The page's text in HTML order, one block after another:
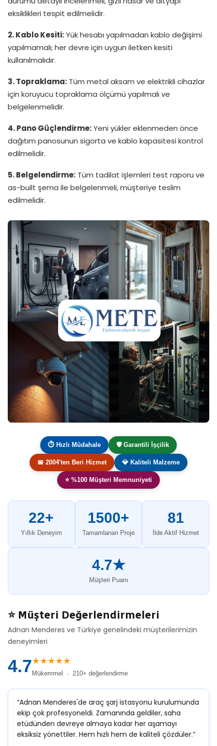
eksiklikleri tespit edilmelidir.
2. Kablo Kesiti:Yük hesabı yapılmadan kablo değişimi
yapılmamalı; her devre için uygun iletken kesiti
kullanılmalıdır.
3. Topraklama: Tüm metal aksam ve elektrikli cihazlar
için koruyucu topraklama ölçümü yapılmalı ve
belgelenmelidir.
4. Pano Güçlendirme:Yeni yükler eklenmeden önce
dağıtım panosunun sigorta ve kablo kapasitesi kontrol
edilmelidir.
5. Belgelendirme: Tüm tadilat işlemleri test raporu ve
as-built şema ile belgelenmeli, müşteriye teslim
edilmelidir.
⏱ Hızlı Müdahale 🛡️ Garantili İşçilik
📅 2004'ten Beri Hizmet 💎 Kaliteli Malzeme
⭐ %100 Müşteri Memnuniyeti
22+
Yıllık Deneyim
1500+
Tamamlanan Proje
81
İlde Aktif Hizmet
4.7★
Müşteri Puanı
⭐ Müşteri Değerlendirmeleri
Adnan Menderes ve Türkiye genelindeki müşterilerimizin
deneyimleri
4.7★★★★★
Mükemmel · 210+ değerlendirme
“Adnan Menderes'de araç şarj istasyonu kurulumunda
ekip çok profesyoneldi. Zamanında geldiler, saha
etüdünden devreye almaya kadar her aşamayı
eksiksiz yönettiler. Hem hızlı hem de kaliteli çözdüler.”